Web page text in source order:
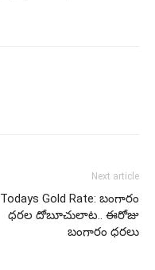
Next article
Todays Gold Rate: బంగారం
ధరల దోబూచులాట.. ఈరోజు
బంగారం ధరలు